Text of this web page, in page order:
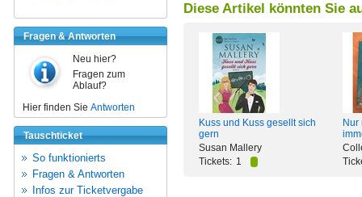
Fragen & Antworten
Neu hier?
Fragen zum
Ablauf?
Hier finden Sie Antworten
Tauschticket
So funktionierts
Fragen & Antworten
Infos zur Ticketvergabe
Diese Artikel könnten Sie
Kuss und Kuss gesellt sich
gern
Susan Mallery
Tickets: 1
Nur